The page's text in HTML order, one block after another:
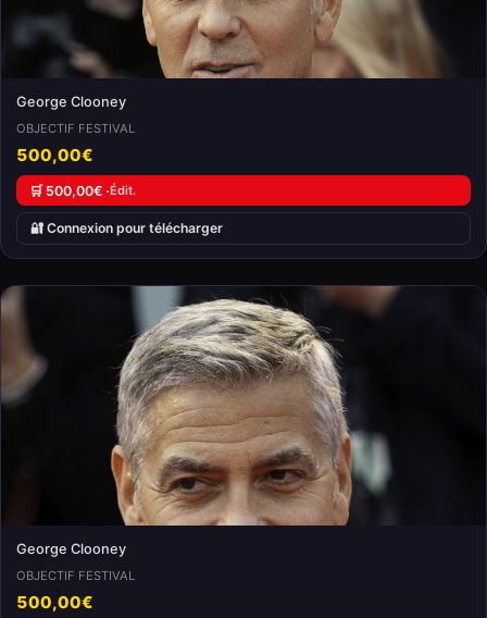
George Clooney
OBJECTIF FESTIVAL
500,00€
🛒 500,00€ ·Édit.
🔐 Connexion pour télécharger
George Clooney
OBJECTIF FESTIVAL
500,00€